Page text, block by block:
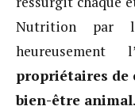
Nutrition par
heureusement l’
propriétaires de
bien-être animal.